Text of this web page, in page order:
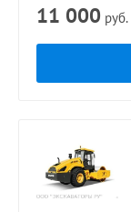
11 000 руб.